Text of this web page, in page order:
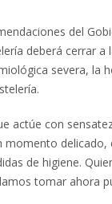
del
deberá cerrar
severa, la
actúe con
de higiene.
tomar ahora